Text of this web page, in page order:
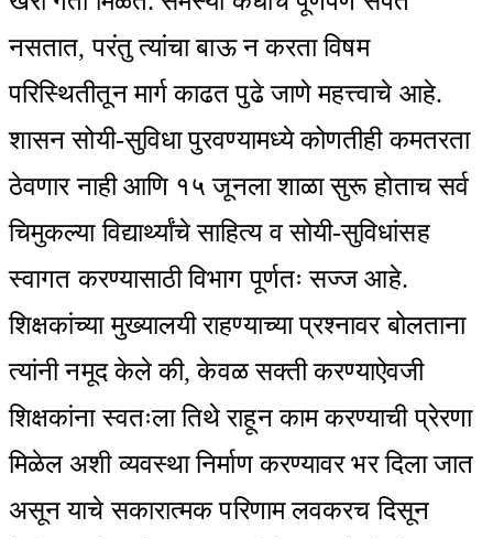
नसतात, परंतु त्यांचा बाऊ न करता विषम
परिस्थितीतून मार्ग काढत पुढे जाणे महत्त्वाचे आहे.
शासन सोयी-सुविधा पुरवण्यामध्ये कोणतीही कमतरता
ठेवणार नाही आणि १५ जूनला शाळा सुरू होताच सर्व
चिमुकल्या विद्यार्थ्यांचे साहित्य व सोयी-सुविधांसह
स्वागत करण्यासाठी विभाग पूर्णतः सज्ज आहे.
शिक्षकांच्या मुख्यालयी राहण्याच्या प्रश्नावर बोलताना
त्यांनी नमूद केले की, केवळ सक्ती करण्याऐवजी
शिक्षकांना स्वतःला तिथे राहून काम करण्याची प्रेरणा
मिळेल अशी व्यवस्था निर्माण करण्यावर भर दिला जात
असून याचे सकारात्मक परिणाम लवकरच दिसून